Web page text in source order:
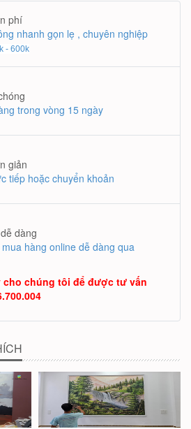
phí
nhanh gọn lẹ , chuyên nghiệp
- 600k
trong vòng 15 ngày
giản
tiếp hoặc chuyển khoản
dàng
hàng online dễ dàng qua
cho chúng tôi để được tư vấn